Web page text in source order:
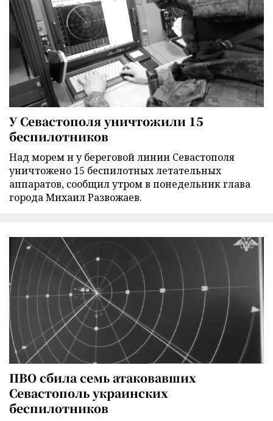
У Севастополя уничтожили 15
беспилотников
Над морем и у береговой линии Севастополя
уничтожено 15 беспилотных летательных
аппаратов, сообщил утром в понедельник глава
города Михаил Развожаев.
ПВО сбила семь атаковавших
Севастополь украинских
беспилотников